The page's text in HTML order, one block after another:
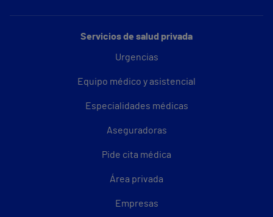
Servicios de salud privada
Urgencias
Equipo médico y asistencial
Especialidades médicas
Aseguradoras
Pide cita médica
Área privada
Empresas